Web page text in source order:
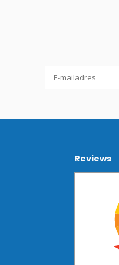
Reviews